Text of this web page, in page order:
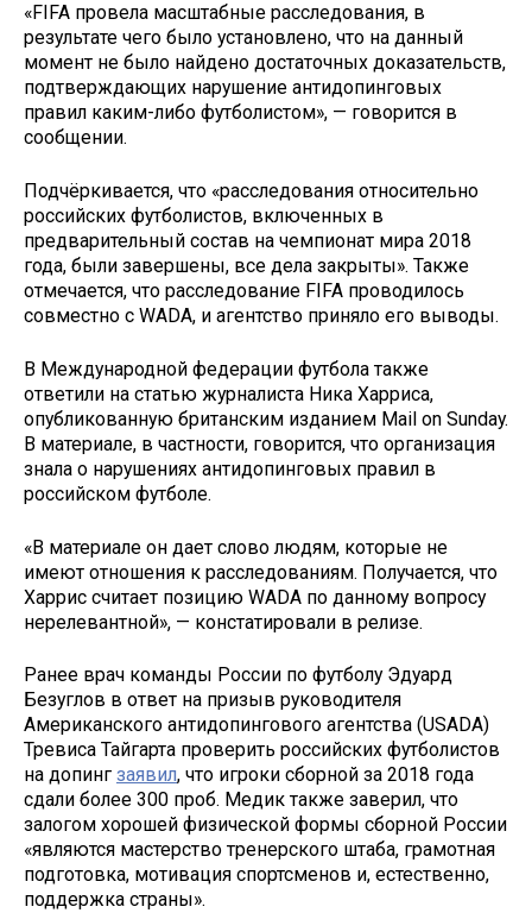
«FIFA провела масштабные расследования, в
результате чего было установлено, что на данный
момент не было найдено достаточных доказательств,
подтверждающих нарушение антидопинговых
правил каким-либо футболистом», — говорится в
сообщении.
Подчёркивается, что «расследования относительно
российских футболистов, включенных в
предварительный состав на чемпионат мира 2018
года, были завершены, все дела закрыты». Также
отмечается, что расследование FIFA проводилось
совместно с WADA, и агентство приняло его выводы.
В Международной федерации футбола также
ответили на статью журналиста Ника Харриса,
опубликованную британским изданием Mail on Sunday.
В материале, в частности, говорится, что организация
знала о нарушениях антидопинговых правил в
российском футболе.
«В материале он дает слово людям, которые не
имеют отношения к расследованиям. Получается, что
Харрис считает позицию WADA по данному вопросу
нерелевантной», — констатировали в релизе.
Ранее врач команды России по футболу Эдуард
Безуглов в ответ на призыв руководителя
Американского антидопингового агентства (USADA)
Тревиса Тайгарта проверить российских футболистов
на допинг заявил, что игроки сборной за 2018 года
сдали более 300 проб. Медик также заверил, что
залогом хорошей физической формы сборной России
«являются мастерство тренерского штаба, грамотная
подготовка, мотивация спортсменов и, естественно,
поддержка страны».